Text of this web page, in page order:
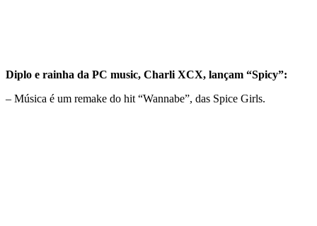
Diplo e rainha da PC music, Charli XCX, lançam “Spicy”:
– Música é um remake do hit “Wannabe”, das Spice Girls.